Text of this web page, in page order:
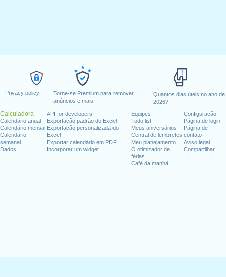
Privacy policy
Torne-se Premium para remover
anúncios e mais
Quantos dias úteis no ano de
2026?
Calculadora
Calendário anual
Calendário mensal
Calendário
semanal
Dados
API for developers
Exportação padrão do Excel
Exportação personalizada do
Excel
Exportar calendário em PDF
Incorporar um widget
Equipes
Todo list
Meus aniversários
Central de lembretes
Meu planejamento
O otimizador de
férias
Café da manhã
Configuração
Página de login
Página de
contato
Aviso legal
Compartilhar